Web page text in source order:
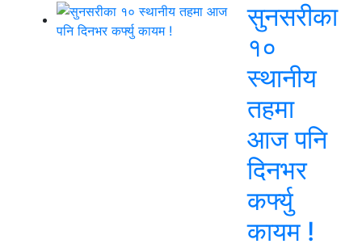
सुनसरीका
१०
स्थानीय
तहमा
आज पनि
दिनभर
कर्फ्यु
कायम !